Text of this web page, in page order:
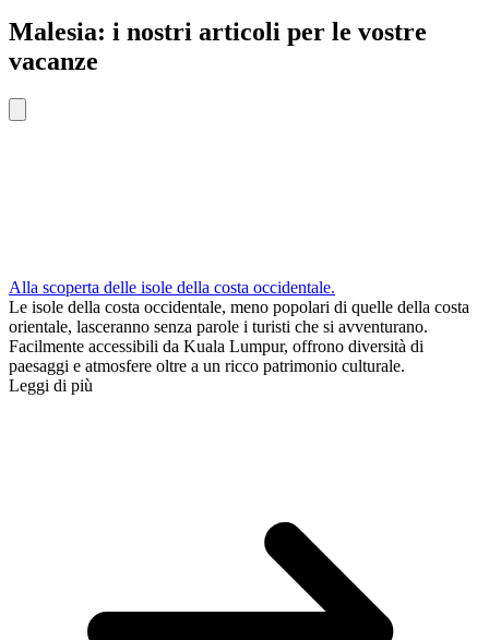
Malesia: i nostri articoli per le vostre
vacanze
Alla scoperta delle isole della costa occidentale.
Le isole della costa occidentale, meno popolari di quelle della costa
orientale, lasceranno senza parole i turisti che si avventurano.
Facilmente accessibili da Kuala Lumpur, offrono diversità di
paesaggi e atmosfere oltre a un ricco patrimonio culturale.
Leggi di più